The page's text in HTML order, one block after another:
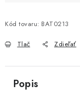
Kód tovaru: BAT0213
Tlač Zdieľať
Popis